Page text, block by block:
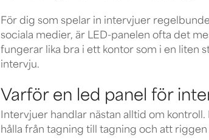
För dig som spelar in intervjuer
sociala medier, är LED-panelen ofta det
fungerar lika bra i ett kontor som i en liten
intervju.
Varför en led panel för
Intervjuer handlar nästan alltid om
hålla från tagning till tagning och att